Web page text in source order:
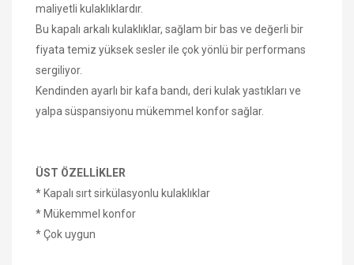
maliyetli kulaklıklardır.
Bu kapalı arkalı kulaklıklar, sağlam bir bas ve değerli bir
fiyata temiz yüksek sesler ile çok yönlü bir performans
sergiliyor.
Kendinden ayarlı bir kafa bandı, deri kulak yastıkları ve
yalpa süspansiyonu mükemmel konfor sağlar.
ÜST ÖZELLİKLER
* Kapalı sırt sirkülasyonlu kulaklıklar
* Mükemmel konfor
* Çok uygun